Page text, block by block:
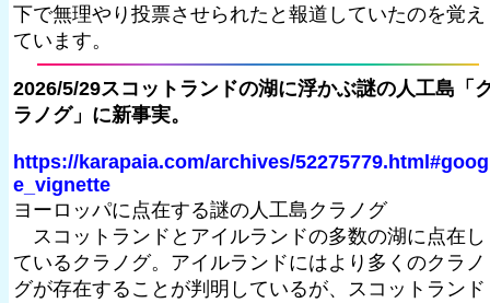
下で無理やり投票させられたと報道していたのを覚え
ています。
2026/5/29スコットランドの湖に浮かぶ謎の人工島「
ラノグ」に新事実。
https://karapaia.com/archives/
e_vignette
ヨーロッパに点在する謎の人工島クラノグ
スコットランドとアイルランドの多数の湖に点在し
ているクラノグ。アイルランドにはより多くのクラノ
グが存在することが判明しているが、スコットランド